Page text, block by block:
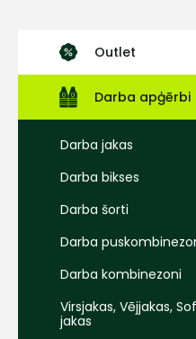
Outlet
Darba apģērbi
Darba jakas
Darba bikses
Darba šorti
Darba
Darba kombinezoni
Virsjakas, Vējjakas,
jakas